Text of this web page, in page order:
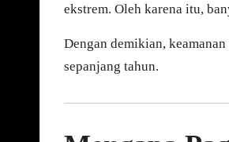
ekstrem. Oleh karena itu,
Dengan demikian,
sepanjang tahun.